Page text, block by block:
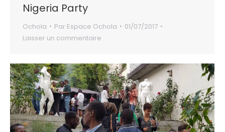
Nigeria Party
Ochola Par Espace Ochola
01/07/2017
Laisser un commentaire